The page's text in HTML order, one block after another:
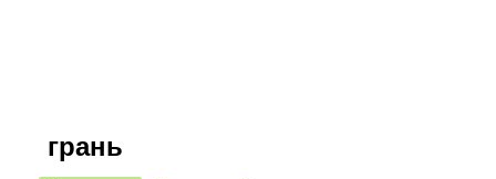
грань